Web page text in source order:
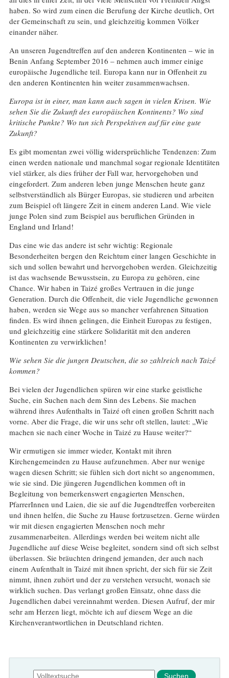
haben. So wird zum einen die Berufung der Kirche deutlich, Ort
der Gemeinschaft zu sein, und gleichzeitig kommen Völker
einander näher.
An unseren Jugendtreffen auf den anderen Kontinenten – wie in
Benin Anfang September 2016 – nehmen auch immer einige
europäische Jugendliche teil. Europa kann nur in Offenheit zu
den anderen Kontinenten hin weiter zusammenwachsen.
Europa ist in einer, man kann auch sagen in vielen Krisen. Wie
sehen Sie die Zukunft des europäischen Kontinents? Wo sind
kritische Punkte? Wo tun sich Perspektiven auf für eine gute
Zukunft?
Es gibt momentan zwei völlig widersprüchliche Tendenzen: Zum
einen werden nationale und manchmal sogar regionale Identitäten
viel stärker, als dies früher der Fall war, hervorgehoben und
eingefordert. Zum anderen leben junge Menschen heute ganz
selbstverständlich als Bürger Europas, sie studieren und arbeiten
zum Beispiel oft längere Zeit in einem anderen Land. Wie viele
junge Polen sind zum Beispiel aus beruflichen Gründen in
England und Irland!
Das eine wie das andere ist sehr wichtig: Regionale
Besonderheiten bergen den Reichtum einer langen Geschichte in
sich und sollen bewahrt und hervorgehoben werden. Gleichzeitig
ist das wachsende Bewusstsein, zu Europa zu gehören, eine
Chance. Wir haben in Taizé großes Vertrauen in die junge
Generation. Durch die Offenheit, die viele Jugendliche gewonnen
haben, werden sie Wege aus so mancher verfahrenen Situation
finden. Es wird ihnen gelingen, die Einheit Europas zu festigen,
und gleichzeitig eine stärkere Solidarität mit den anderen
Kontinenten zu verwirklichen!
Wie sehen Sie die jungen Deutschen, die so zahlreich nach Taizé
kommen?
Bei vielen der Jugendlichen spüren wir eine starke geistliche
Suche, ein Suchen nach dem Sinn des Lebens. Sie machen
während ihres Aufenthalts in Taizé oft einen großen Schritt nach
vorne. Aber die Frage, die wir uns sehr oft stellen, lautet: „Wie
machen sie nach einer Woche in Taizé zu Hause weiter?“
Wir ermutigen sie immer wieder, Kontakt mit ihren
Kirchengemeinden zu Hause aufzunehmen. Aber nur wenige
wagen diesen Schritt; sie fühlen sich dort nicht so angenommen,
wie sie sind. Die jüngeren Jugendlichen kommen oft in
Begleitung von bemerkenswert engagierten Menschen,
PfarrerInnen und Laien, die sie auf die Jugendtreffen vorbereiten
und ihnen helfen, die Suche zu Hause fortzusetzen. Gerne würden
wir mit diesen engagierten Menschen noch mehr
zusammenarbeiten. Allerdings werden bei weitem nicht alle
Jugendliche auf diese Weise begleitet, sondern sind oft sich selbst
überlassen. Sie bräuchten dringend jemanden, der auch nach
einem Aufenthalt in Taizé mit ihnen spricht, der sich für sie Zeit
nimmt, ihnen zuhört und der zu verstehen versucht, wonach sie
wirklich suchen. Das verlangt großen Einsatz, ohne dass die
Jugendlichen dabei vereinnahmt werden. Diesen Aufruf, der mir
sehr am Herzen liegt, möchte ich auf diesem Wege an die
Kirchenverantwortlichen in Deutschland richten.
Suchformular
Suche